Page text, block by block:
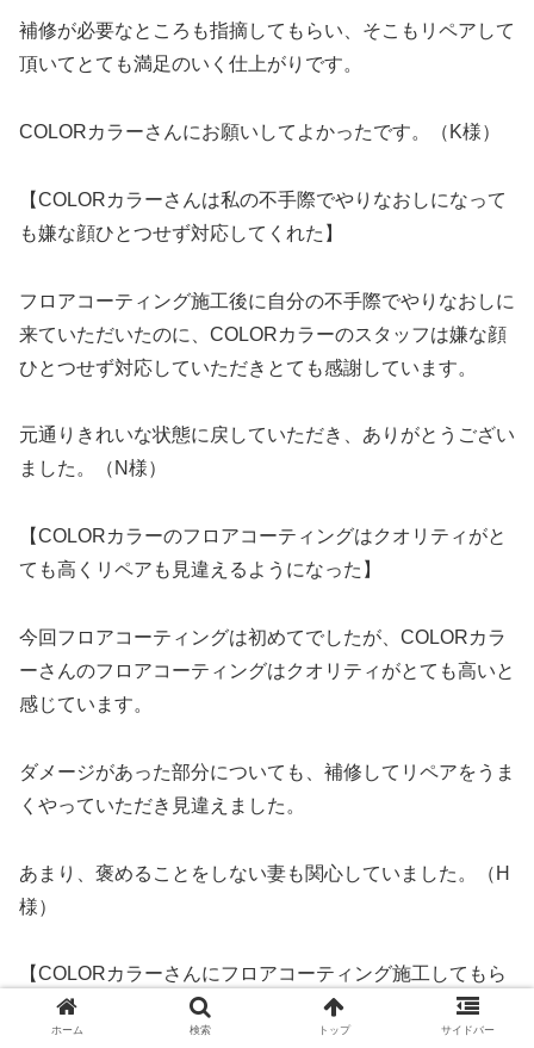
補修が必要なところも指摘してもらい、そこもリペアして
頂いてとても満足のいく仕上がりです。
COLORカラーさんにお願いしてよかったです。（K様）
【COLORカラーさんは私の不手際でやりなおしになって
も嫌な顔ひとつせず対応してくれた】
フロアコーティング施工後に自分の不手際でやりなおしに
来ていただいたのに、COLORカラーのスタッフは嫌な顔
ひとつせず対応していただきとても感謝しています。
元通りきれいな状態に戻していただき、ありがとうござい
ました。（N様）
【COLORカラーのフロアコーティングはクオリティがと
ても高くリペアも見違えるようになった】
今回フロアコーティングは初めてでしたが、COLORカラ
ーさんのフロアコーティングはクオリティがとても高いと
感じています。
ダメージがあった部分についても、補修してリペアをうま
くやっていただき見違えました。
あまり、褒めることをしない妻も関心していました。（H
様）
【COLORカラーさんにフロアコーティング施工してもら
ってから毎日のお掃除やお手入れが格段に楽になりまし
た。】
ホーム 検索 トップ サイドバー